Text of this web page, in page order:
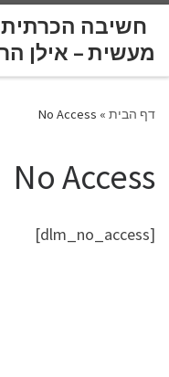
לתוכן
חשיבה הכרתית
דף הבית »
No Access
No Access
[dlm_no_access]